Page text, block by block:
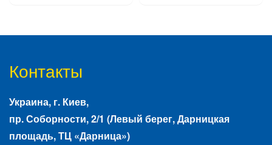
Контакты
Украина, г. Киев,
пр. Соборности, 2/1 (Левый берег, Дарницкая
площадь, ТЦ «Дарница»)